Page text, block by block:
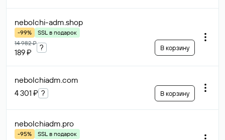
nebolchi-adm.shop
-99%
SSL в подарок
14 982 ₽
189 ₽
? В корзину
nebolchiadm.com
4 301 ₽ ? В корзину
nebolchiadm.pro
-95%
SSL в подарок